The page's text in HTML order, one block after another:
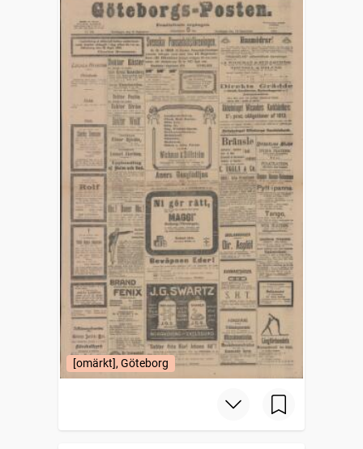
[omärkt], Göteborg